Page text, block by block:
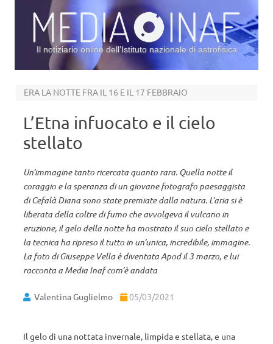
Il notiziario online dell’Istituto nazionale di astrofisica
ERA LA NOTTE FRA IL 16 E IL 17 FEBBRAIO
L’Etna infuocato e il cielo
stellato
Un’immagine tanto ricercata quanto rara. Quella notte il
coraggio e la speranza di un giovane fotografo paesaggista
di Cefalà Diana sono state premiate dalla natura. L’aria si è
liberata della coltre di fumo che avvolgeva il vulcano in
eruzione, il gelo della notte ha mostrato il suo cielo stellato e
la tecnica ha ripreso il tutto in un’unica, incredibile, immagine.
La foto di Giuseppe Vella è diventata Apod il 3 marzo, e lui
racconta a Media Inaf com’è andata
Valentina Guglielmo 05/03/2021
Il gelo di una nottata invernale, limpida e stellata, e una